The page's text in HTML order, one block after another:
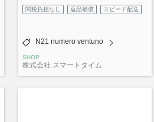
関税負担なし 返品補償 スピード配送
N21 numero ventuno
SHOP
株式会社 スマートタイム